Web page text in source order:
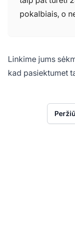
pokalbiais, o
Linkime jums
kad pasiektumet